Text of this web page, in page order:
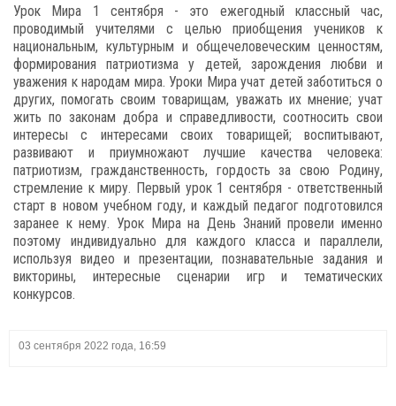
Урок Мира 1 сентября - это ежегодный классный час,
проводимый учителями с целью приобщения учеников к
национальным, культурным и общечеловеческим ценностям,
формирования патриотизма у детей, зарождения любви и
уважения к народам мира. Уроки Мира учат детей заботиться о
других, помогать своим товарищам, уважать их мнение; учат
жить по законам добра и справедливости, соотносить свои
интересы с интересами своих товарищей; воспитывают,
развивают и приумножают лучшие качества человека:
патриотизм, гражданственность, гордость за свою Родину,
стремление к миру. Первый урок 1 сентября - ответственный
старт в новом учебном году, и каждый педагог подготовился
заранее к нему. Урок Мира на День Знаний провели именно
поэтому индивидуально для каждого класса и параллели,
используя видео и презентации, познавательные задания и
викторины, интересные сценарии игр и тематических
конкурсов.
03 сентября 2022 года, 16:59